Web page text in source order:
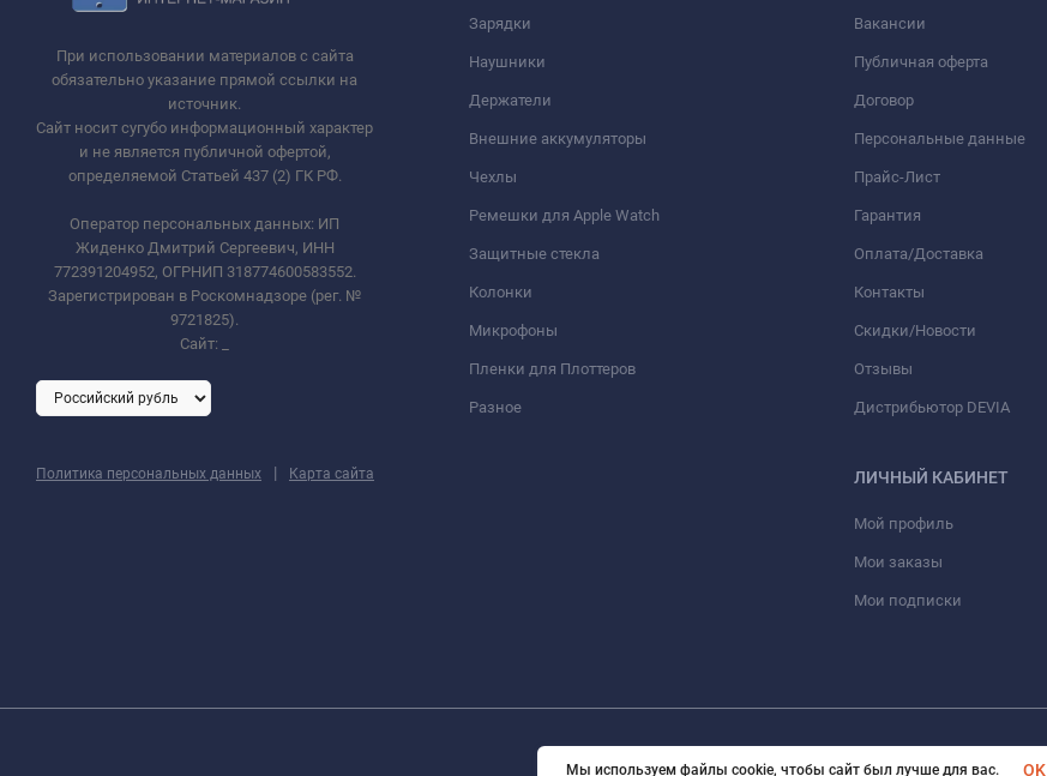
При использовании материалов с сайта
обязательно указание прямой ссылки на
источник.
Сайт носит сугубо информационный характер
и не является публичной офертой,
определяемой Статьей 437 (2) ГК РФ.
Оператор персональных данных: ИП
Жиденко Дмитрий Сергеевич, ИНН
772391204952, ОГРНИП 318774600583552.
Зарегистрирован в Роскомнадзоре (рег. №
9721825).
Сайт:
Политика персональных данных | Карта сайта
Зарядки
Наушники
Держатели
Внешние аккумуляторы
Чехлы
Ремешки для Apple Watch
Защитные стекла
Колонки
Микрофоны
Пленки для Плоттеров
Разное
Вакансии
Публичная оферта
Договор
Персональные данные
Прайс-Лист
Гарантия
Оплата/Доставка
Контакты
Скидки/Новости
Отзывы
Дистрибьютор DEVIA
ЛИЧНЫЙ КАБИНЕТ
Мой профиль
Мои заказы
Мои подписки
Мы используем файлы cookie, чтобы сайт был лучше для вас.
OK